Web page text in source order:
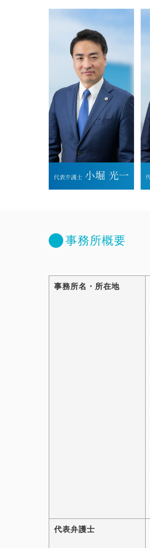
事務所概要
事務所名・所在地
代表弁護士